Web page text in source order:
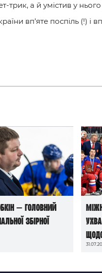
а й умістив у
вп’яте поспіль (!) і
— головний
збірної
до